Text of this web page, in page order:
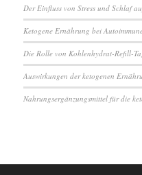
Der Einfluss von Stress und Schlaf
Ketogene Ernährung bei
Die Rolle von Kohlenhydrat-Refill-
Auswirkungen der ketogenen
Nahrungsergänzungsmittel für die